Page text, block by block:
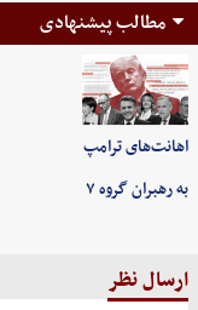
مطالب پیشنهادی
اهانت‌های ترامپ
به رهبران گروه ۷
ارسال نظر